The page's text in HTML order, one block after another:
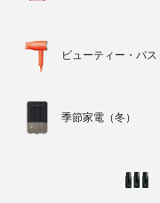
ビューティー・バス
季節家電（冬）